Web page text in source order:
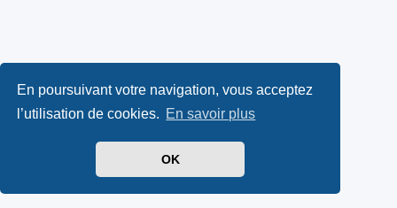
En poursuivant votre navigation, vous acceptez
l’utilisation de cookies. En savoir plus
OK